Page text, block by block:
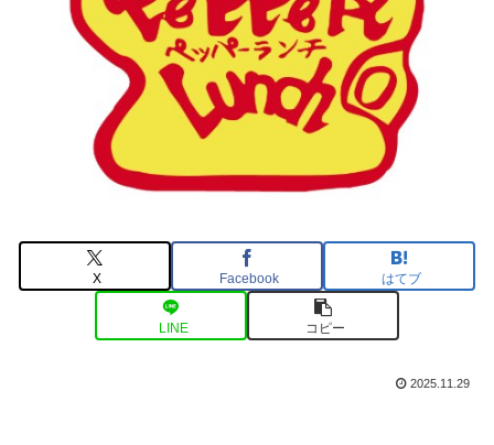
X Facebook はてブ
LINE コピー
2025.11.29